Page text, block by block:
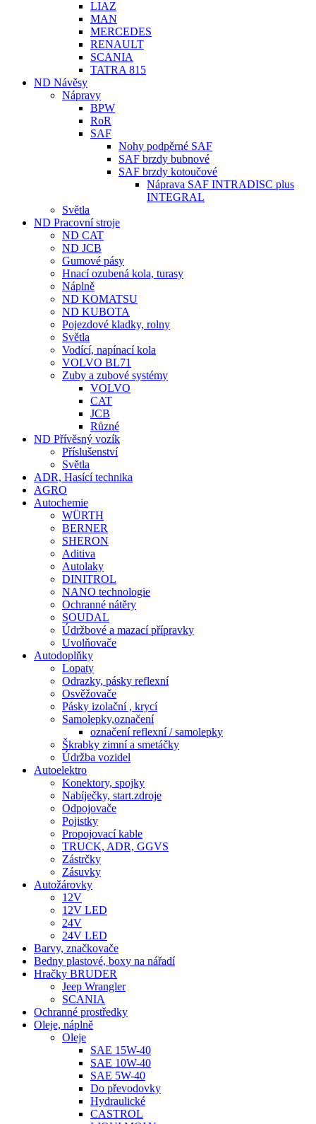
LIAZ
MAN
MERCEDES
RENAULT
SCANIA
TATRA 815
ND Návěsy
Nápravy
BPW
RoR
SAF
Nohy podpěrné SAF
SAF brzdy bubnové
SAF brzdy kotoučové
Náprava SAF INTRADISC plus
INTEGRAL
Světla
ND Pracovní stroje
ND CAT
ND JCB
Gumové pásy
Hnací ozubená kola, turasy
Náplně
ND KOMATSU
ND KUBOTA
Pojezdové kladky, rolny
Světla
Vodící, napínací kola
VOLVO BL71
Zuby a zubové systémy
VOLVO
CAT
JCB
Různé
ND Přívěsný vozík
Příslušenství
Světla
ADR, Hasící technika
AGRO
Autochemie
WÜRTH
BERNER
SHERON
Aditiva
Autolaky
DINITROL
NANO technologie
Ochranné nátěry
SOUDAL
Údržbové a mazací přípravky
Uvolňovače
Autodoplňky
Lopaty
Odrazky, pásky reflexní
Osvěžovače
Pásky izolační , krycí
Samolepky,označení
označení reflexní / samolepky
Škrabky zimní a smetáčky
Údržba vozidel
Autoelektro
Konektory, spojky
Nabíječky, start.zdroje
Odpojovače
Pojistky
Propojovací kable
TRUCK, ADR, GGVS
Zástrčky
Zásuvky
Autožárovky
12V
12V LED
24V
24V LED
Barvy, značkovače
Bedny plastové, boxy na nářadí
Hračky BRUDER
Jeep Wrangler
SCANIA
Ochranné prostředky
Oleje, náplně
Oleje
SAE 15W-40
SAE 10W-40
SAE 5W-40
Do převodovky
Hydraulické
CASTROL